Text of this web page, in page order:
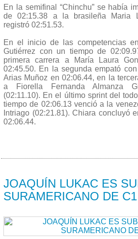
En la semifinal “Chinchu” se había
de 02:15.38 a la brasileña Maria
registró 02:51.53.
En el inicio de las competencias
Gutiérrez con un tiempo de
primera carrera a María Laura
02:45.50. En la segunda empató
Arias Muñoz en 02:06.44, en la
a Fiorella Fernanda Almanza
(02:11.10). En el último sprint del
tiempo de 02:06.13 venció a la
Intriago (02:21.81). Chiara concluyó
02:06.44.
JOAQUÍN LUKAC ES
SURAMERICANO DE C1